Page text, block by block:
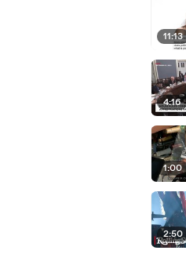
11:13
4:16
1:00
2:50